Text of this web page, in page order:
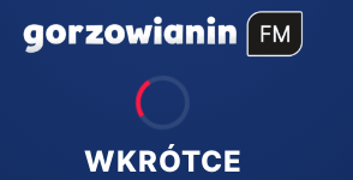
WKRÓTCE